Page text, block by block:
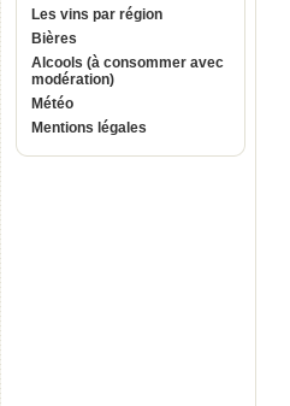
Les vins par région
Bières
Alcools (à consommer avec
modération)
Météo
Mentions légales